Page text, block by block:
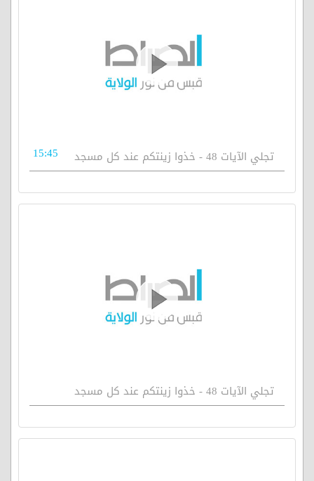
تجلي الآيات 48 - خذوا زينتكم عند كل مسجد 15:45
تجلي الآيات 48 - خذوا زينتكم عند كل مسجد